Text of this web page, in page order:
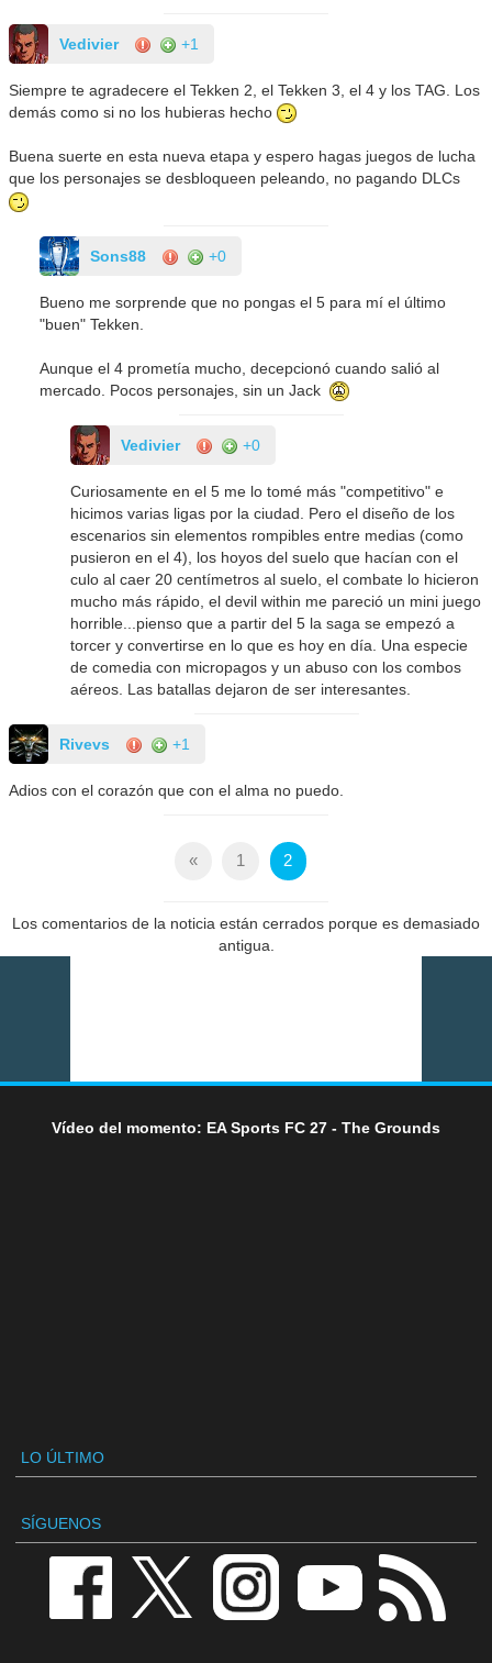
Vedivier +1
Siempre te agradecere el Tekken 2, el Tekken 3, el 4 y los TAG. Los
demás como si no los hubieras hecho
Buena suerte en esta nueva etapa y espero hagas juegos de lucha
que los personajes se desbloqueen peleando, no pagando DLCs
Sons88 +0
Bueno me sorprende que no pongas el 5 para mí el último
"buen" Tekken.
Aunque el 4 prometía mucho, decepcionó cuando salió al
mercado. Pocos personajes, sin un Jack
Vedivier +0
Curiosamente en el 5 me lo tomé más "competitivo" e
hicimos varias ligas por la ciudad. Pero el diseño de los
escenarios sin elementos rompibles entre medias (como
pusieron en el 4), los hoyos del suelo que hacían con el
culo al caer 20 centímetros al suelo, el combate lo hicieron
mucho más rápido, el devil within me pareció un mini juego
horrible...pienso que a partir del 5 la saga se empezó a
torcer y convertirse en lo que es hoy en día. Una especie
de comedia con micropagos y un abuso con los combos
aéreos. Las batallas dejaron de ser interesantes.
Rivevs +1
Adios con el corazón que con el alma no puedo.
« 1 2
Los comentarios de la noticia están cerrados porque es demasiado
antigua.
Vídeo del momento: EA Sports FC 27 - The Grounds
LO ÚLTIMO
SÍGUENOS